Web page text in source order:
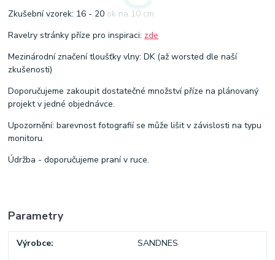
Zkušební vzorek: 16 - 20 ok na 10 cm
Ravelry stránky příze pro inspiraci: zde
Mezinárodní značení tloušťky vlny: DK (až worsted dle naší
zkušenosti)
Doporučujeme zakoupit dostatečné množství příze na plánovaný
projekt v jedné objednávce.
Upozornění: barevnost fotografií se může lišit v závislosti na typu
monitoru.
Údržba - doporučujeme praní v ruce.
Parametry
Výrobce SANDNES